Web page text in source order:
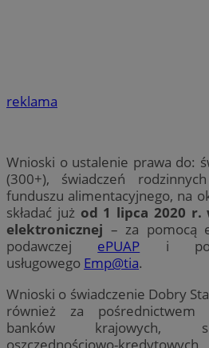
reklama
Wnioski o ustalenie prawa do:
(300+), świadczeń
funduszu alimentacyjnego, na
składać już od 1 lipca 2020 r.
elektronicznej – za pomocą
podawczej ePUAP i
usługowego Emp@tia.
Wnioski o świadczenie Dobry
również za pośrednictwem
banków krajowych,
oszczędnościowo-